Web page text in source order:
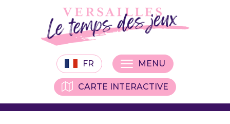
FR
CARTE INTERACTIVE
MENU